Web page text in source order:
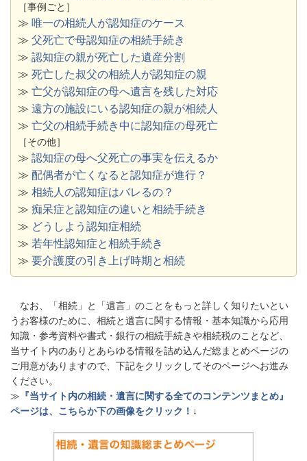
［事例ごと］
≫ 唯一の相続人が認知症のケース
≫ 父死亡で母認知症の相続手続き
≫ 認知症の親が死亡した遺産分割
≫ 死亡した叔父の相続人が認知症の親
≫ 亡父が認知症の母へ遺言を残した対応
≫ 遠方の施設にいる認知症の親が相続人
≫ 亡父の相続手続き中に認知症の母死亡
［その他］
≫ 認知症の母へ父死亡の事実を伝えるか
≫ 配偶者が亡くなると認知症が進行？
≫ 相続人の認知症はバレるの？
≫ 痴呆症と認知症の違いと相続手続き
≫ どうしよう認知症相続
≫ 若年性認知症と相続手続き
≫ 要介護度の引き上げ時期と相続
なお、「相続」と「遺言」のことをもっと詳しく知りたいとい
うお客様のために、相続と遺言に関する情報・基本知識から応用
知識・参考資料や書式・銀行の相続手続きや相続税のことなど、
当サイト内のありとあらゆる情報を詰め込んだ総まとめページの
ご用意がありますので、下記をクリックしてそのページへお進み
ください。
≫ 『当サイト内の相続・遺言に関する全てのコンテンツまとめ』
ページは、こちらか下の画像をクリック！ ↓